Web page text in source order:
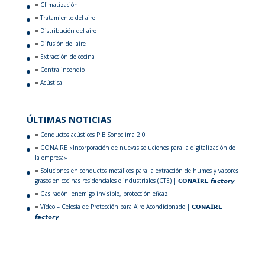
Climatización
Tratamiento del aire
Distribución del aire
Difusión del aire
Extracción de cocina
Contra incendio
Acústica
ÚLTIMAS NOTICIAS
Conductos acústicos PIB Sonoclima 2.0
CONAIRE «Incorporación de nuevas soluciones para la digitalización de
la empresa»
Soluciones en conductos metálicos para la extracción de humos y vapores
grasos en cocinas residenciales e industriales (CTE) | 𝗖𝗢𝗡𝗔𝗜𝗥𝗘 𝙛𝙖𝙘𝙩𝙤𝙧𝙮
Gas radón: enemigo invisible, protección eficaz
Vídeo – Celosía de Protección para Aire Acondicionado | 𝗖𝗢𝗡𝗔𝗜𝗥𝗘
𝙛𝙖𝙘𝙩𝙤𝙧𝙮